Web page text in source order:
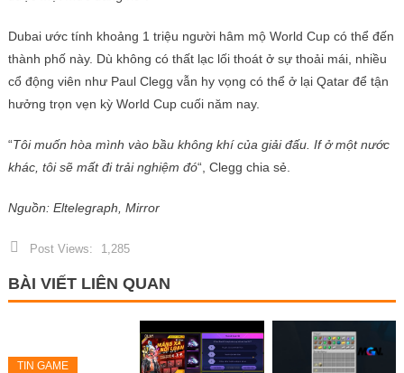
Dubai ước tính khoảng 1 triệu người hâm mộ World Cup có thể đến
thành phố này. Dù không có thất lạc lối thoát ở sự thoải mái, nhiều
cổ động viên như Paul Clegg vẫn hy vọng có thể ở lại Qatar để tận
hưởng trọn vẹn kỳ World Cup cuối năm nay.
“Tôi muốn hòa mình vào bầu không khí của giải đấu. If ở một nước
khác, tôi sẽ mất đi trải nghiệm đó“, Clegg chia sẻ.
Nguồn: Eltelegraph, Mirror
Post Views: 1,285
BÀI VIẾT LIÊN QUAN
TIN GAME